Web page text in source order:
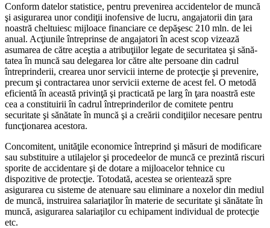
Conform datelor statistice, pentru preve­nirea accidentelor de muncă
şi asigurarea unor condiţii inofensive de lucru, angaja­torii din ţara
noastră cheltuiesc mijloace fi­nanciare ce depăşesc 210 mln. de lei
anual. Acţiunile întreprinse de angajatori în acest scop vizează
asumarea de către aceştia a atribuţiilor legate de securitatea şi sănă­
tatea în muncă sau delegarea lor către alte persoane din cadrul
întreprinderii, crearea unor servicii interne de protecţie şi preve­nire,
precum şi contractarea unor servicii externe de acest fel. O metodă
eficientă în această privinţă şi practicată pe larg în ţara noastră este
cea a constituirii în cadrul în­treprinderilor de comitete pentru
securitate şi sănătate în muncă şi a creării condiţiilor necesare pentru
funcţionarea acestora.
Concomitent, unităţile economice între­prind şi măsuri de modificare
sau substitu­ire a utilajelor şi procedeelor de muncă ce prezintă riscuri
sporite de accidentare şi de dotare a mijloacelor tehnice cu
dispozitive de protecţie. Totodată, acestea se orientează spre
asigurarea cu sisteme de atenuare sau eliminare a noxelor din mediul
de muncă, instruirea salariaţilor în materie de securi­tate şi sănătate în
muncă, asigurarea salari­aţilor cu echipament individual de protecţie
etc.